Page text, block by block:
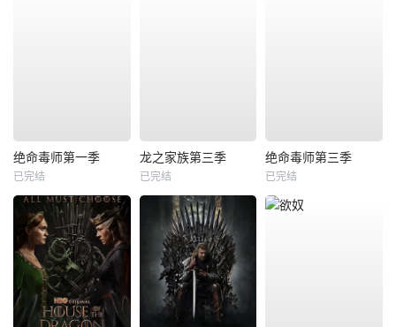
绝命毒师第一季
已完结
龙之家族第三季
已完结
绝命毒师第三季
已完结